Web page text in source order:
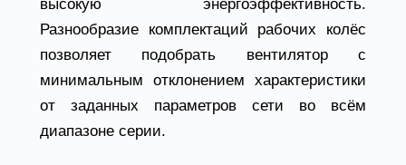
высокую энергоэффективность.
Разнообразие комплектаций рабочих колёс
позволяет подобрать вентилятор с
минимальным отклонением характеристики
от заданных параметров сети во всём
диапазоне серии.